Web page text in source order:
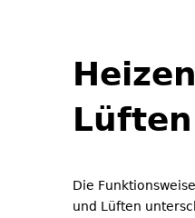
Lüften
Die
und Lüften